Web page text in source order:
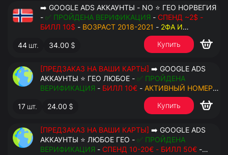
➡️ GOOGLE ADS АККАУНТЫ - NO ⭐ ГЕО НОРВЕГИЯ
- ✅ ПРОЙДЕНА ВЕРИФИКАЦИЯ - СПЕНД ~2$ -
БИЛЛ 10$ - ВОЗРАСТ 2018-2021 - 2ФА И
- РУЧНОЙ ФАРМ - РЕЗЕРВНАЯ
ПОЧТА С ДОСТУПОМ - ПЕРЕДАЧА В OCTO
44 шт. 34.00 $ Купить
[ПРЕДЗАКАЗ НА ВАШИ КАРТЫ] ➡️ GOOGLE ADS
АККАУНТЫ ⭐ ГЕО ЛЮБОЕ - ✅ ПРОЙДЕНА
ВЕРИФИКАЦИЯ - БИЛЛ 10€ - АКТИВНЫЙ НОМЕР
2ФА И РЕЗЕРВНЫЕ КОДЫ
- РУЧНОЙ ФАРМ - РЕЗЕРВНАЯ ПОЧТА С
ДОСТУПОМ - ПЕРЕДАЧА В АНТИДЕТЕКТ
17 шт. 24.00 $ Купить
[ПРЕДЗАКАЗ НА ВАШИ КАРТЫ] ➡️ GOOGLE ADS
АККАУНТЫ ⭐ ЛЮБОЕ ГЕО - ✅ ПРОЙДЕНА
ВЕРИФИКАЦИЯ - СПЕНД 10-20€ - БИЛЛ 50€ -